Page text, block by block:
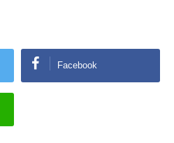
Facebook